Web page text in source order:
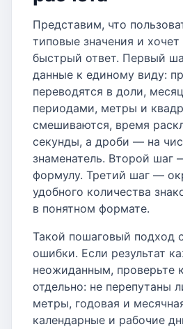
Представим, что
типовые значения и хочет
быстрый ответ. Первый
данные к единому виду:
переводятся в доли,
периодами, метры и
смешиваются, время
секунды, а дроби — на
знаменатель. Второй шаг
формулу. Третий шаг —
удобного количества
в понятном формате.
Такой пошаговый подход
ошибки. Если результат
неожиданным, проверьте
отдельно: не перепутаны
метры, годовая и
календарные и рабочие